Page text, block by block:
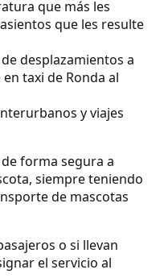
que más les
que les resulte
desplazamientos a
taxi de Ronda al
y viajes
forma segura a
siempre teniendo
de mascotas
o si llevan
el servicio al